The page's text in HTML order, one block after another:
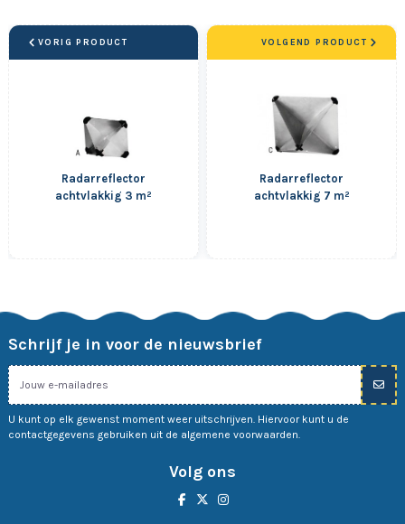
VORIG PRODUCT
Radarreflector
achtvlakkig 3 m²
Radarreflector
achtvlakkig 7 m²
VOLGEND PRODUCT
Schrijf je in voor de nieuwsbrief
U kunt op elk gewenst moment weer uitschrijven. Hiervoor kunt u de
contactgegevens gebruiken uit de algemene voorwaarden.
Volg ons